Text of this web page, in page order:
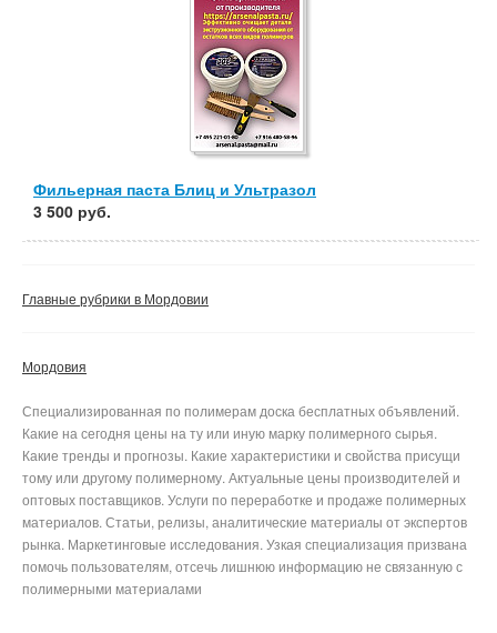
Фильерная паста Блиц и Ультразол
3 500 руб.
Главные рубрики в Мордовии
Мордовия
Специализированная по полимерам доска бесплатных объявлений.
Какие на сегодня цены на ту или иную марку полимерного сырья.
Какие тренды и прогнозы. Какие характеристики и свойства присущи
тому или другому полимерному. Актуальные цены производителей и
оптовых поставщиков. Услуги по переработке и продаже полимерных
материалов. Статьи, релизы, аналитические материалы от экспертов
рынка. Маркетинговые исследования. Узкая специализация призвана
помочь пользователям, отсечь лишнюю информацию не связанную с
полимерными материалами